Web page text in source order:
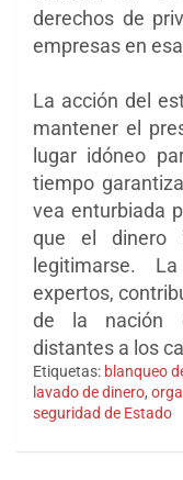
derechos de
empresas en
La acción del
mantener el
lugar idóneo
tiempo
vea enturbiada
que el dinero
legitimarse.
expertos,
de la nación
distantes a los
Etiquetas: blanqueo
lavado de dinero,
seguridad de Estado